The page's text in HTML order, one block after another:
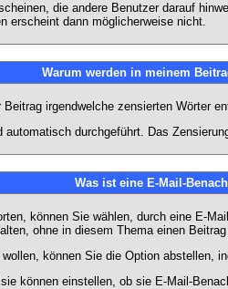
die andere Benutzer darauf
erscheint dann möglicherweise nicht.
Warum werden in meinem
irgendwelche zensierten Wörter
durchgeführt. Das
Was ist eine E-Mail-
können Sie wählen, durch eine E-
ohne in diesem Thema einen
können Sie die Option abstellen,
können einstellen, ob sie E-Mail-